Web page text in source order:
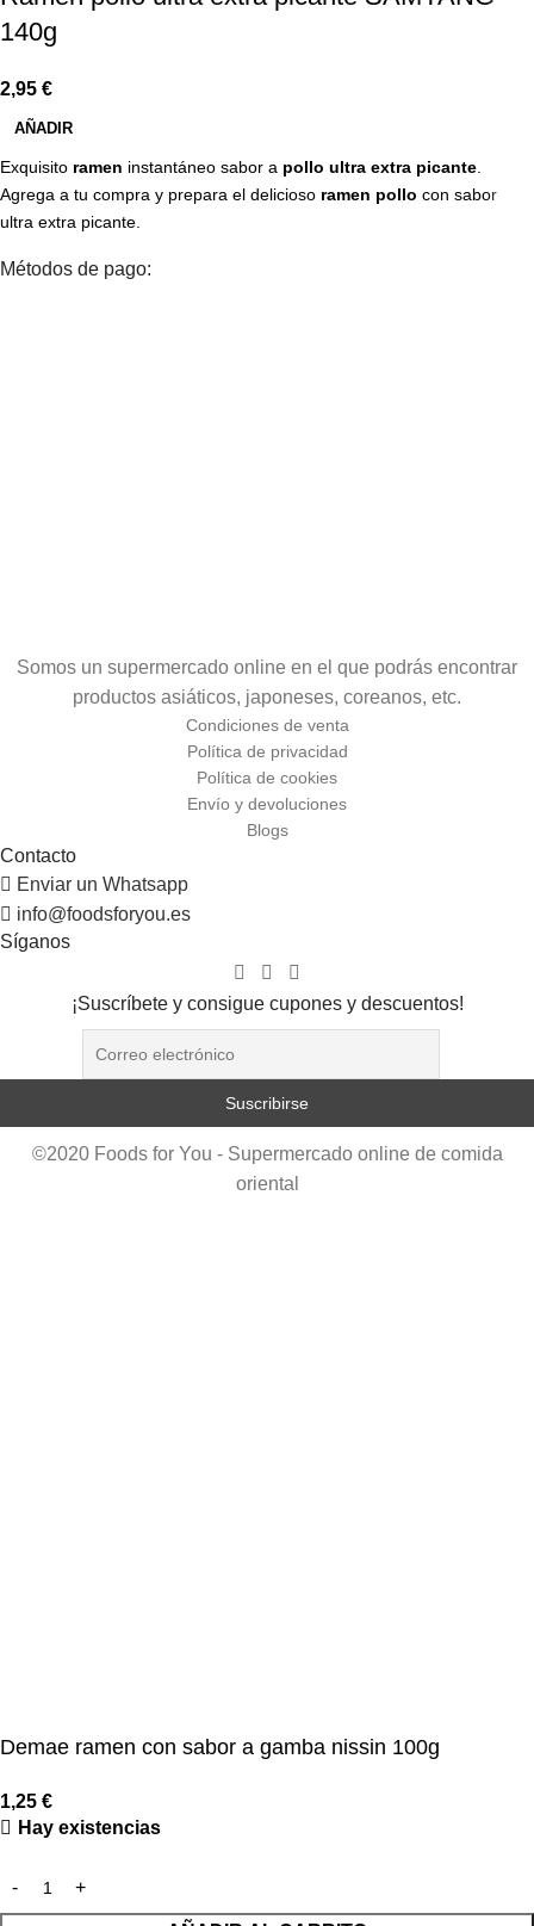
140g
2,95 €
AÑADIR
Exquisito ramen instantáneo sabor a pollo ultra extra picante.
Agrega a tu compra y prepara el delicioso ramen pollo con sabor
ultra extra picante.
Métodos de pago:
Somos un supermercado online en el que podrás encontrar
productos asiáticos, japoneses, coreanos, etc.
Condiciones de venta
Política de privacidad
Política de cookies
Envío y devoluciones
Blogs
Contacto
Enviar un Whatsapp
info@foodsforyou.es
Síganos
¡Suscríbete y consigue cupones y descuentos!
©2020 Foods for You - Supermercado online de comida
oriental
Demae ramen con sabor a gamba nissin 100g
1,25 €
Hay existencias